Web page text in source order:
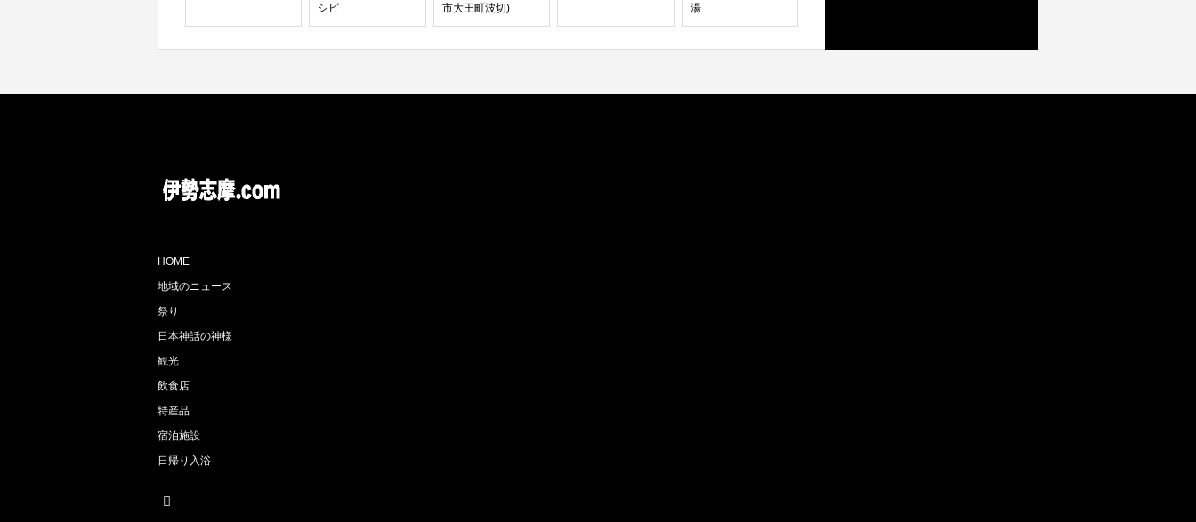
シピ
市大王町波切)
湯
HOME
地域のニュース
祭り
日本神話の神様
観光
飲食店
特産品
宿泊施設
日帰り入浴